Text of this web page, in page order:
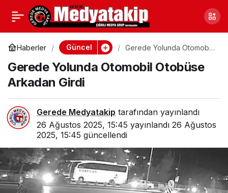
Haberler Güncel
Gerede Yolunda Otomobil
Gerede Yolunda Otomobil Otobüse
Arkadan Girdi
Gerede Medyatakip tarafından yayınlandı
26 Ağustos 2025, 15:45 yayınlandı 26 Ağustos
2025, 15:45 güncellendi
Gerede Yolunda İki Ayrı
Kazada 3 Kişi Yaralandı
Paylaş